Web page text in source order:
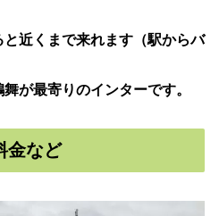
と近くまで来れます（駅からバ
が最寄りのインターです。
金など